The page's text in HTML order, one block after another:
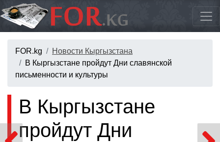
FOR.kg
Новости Кыргызстана
В Кыргызстане пройдут Дни славянской
письменности и культуры
В Кыргызстане
пройдут Дни